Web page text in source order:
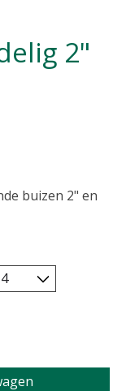
buizen 2" en